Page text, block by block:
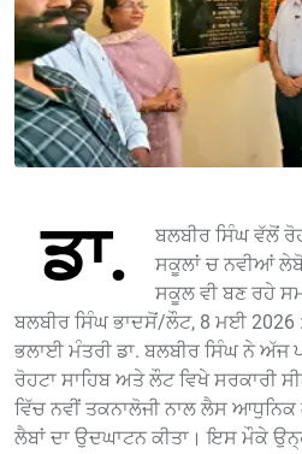
ਡਾ.
ਬਲਬੀਰ ਸਿੰਘ ਵੱਲੋਂ
ਸਕੂਲਾਂ ਚ ਨਵੀਆਂ
ਸਕੂਲ ਵੀ ਬਣ ਰਹੇ
ਬਲਬੀਰ ਸਿੰਘ ਭਾਦਸੋਂ/ਲੌਟ, 8 ਮਈ 2026
ਭਲਾਈ ਮੰਤਰੀ ਡਾ. ਬਲਬੀਰ ਸਿੰਘ ਨੇ ਅੱਜ
ਰੋਹਟਾ ਸਾਹਿਬ ਅਤੇ ਲੌਟ ਵਿਖੇ ਸਰਕਾਰੀ
ਵਿੱਚ ਨਵੀਂ ਤਕਨਾਲੋਜੀ ਨਾਲ ਲੈਸ
ਲੈਬਾਂ ਦਾ ਉਦਘਾਟਨ ਕੀਤਾ। ਇਸ ਮੌਕੇ